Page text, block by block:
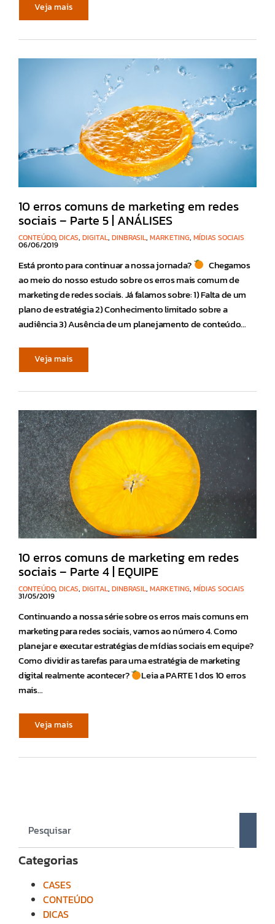
Veja mais
10 erros comuns de marketing em redes
sociais – Parte 5 | ANÁLISES
CONTEÚDO, DICAS, DIGITAL, DINBRASIL, MARKETING, MÍDIAS SOCIAIS
06/06/2019
Está pronto para continuar a nossa jornada?
Chegamos
ao meio do nosso estudo sobre os erros mais comum de
marketing de redes sociais. Já falamos sobre: 1) Falta de um
plano de estratégia 2) Conhecimento limitado sobre a
audiência 3) Ausência de um planejamento de conteúdo…
Veja mais
10 erros comuns de marketing em redes
sociais – Parte 4 | EQUIPE
CONTEÚDO, DICAS, DIGITAL, DINBRASIL, MARKETING, MÍDIAS SOCIAIS
31/05/2019
Continuando a nossa série sobre os erros mais comuns em
marketing para redes sociais, vamos ao número 4. Como
planejar e executar estratégias de mídias sociais em equipe?
Como dividir as tarefas para uma estratégia de marketing
digital realmente acontecer?
Leia a PARTE 1 dos 10 erros
mais…
Veja mais
Categorias
CASES
CONTEÚDO
DICAS